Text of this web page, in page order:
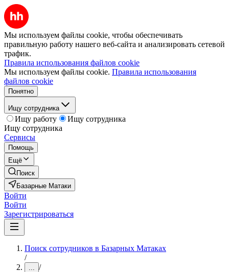
Мы используем файлы cookie, чтобы обеспечивать
правильную работу нашего веб-сайта и анализировать сетевой
трафик.
Правила использования файлов cookie
Мы используем файлы cookie. Правила использования
файлов cookie
Понятно
Ищу сотрудника
Ищу работу
Ищу сотрудника
Ищу сотрудника
Сервисы
Помощь
Ещё
Поиск
Базарные Матаки
Войти
Войти
Зарегистрироваться
Поиск сотрудников в Базарных Матаках
/
... /